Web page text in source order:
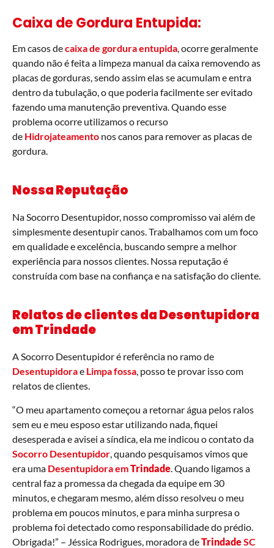
Caixa de Gordura Entupida:
Em casos decaixa de gordura entupida, ocorre geralmente
quando não é feita a limpeza manual da caixa removendo as
placas de gorduras, sendo assim elas se acumulam e entra
dentro da tubulação, o que poderia facilmente ser evitado
fazendo uma manutenção preventiva. Quando esse
problema ocorre utilizamos o recurso
de Hidrojateamento nos canos para remover as placas de
gordura.
Nossa Reputação
Na Socorro Desentupidor, nosso compromisso vai além de
simplesmente desentupir canos. Trabalhamos com um foco
em qualidade e excelência, buscando sempre a melhor
experiência para nossos clientes. Nossa reputação é
construída com base na confiança e na satisfação do cliente.
Relatos de clientes da Desentupidora
emTrindade
A Socorro Desentupidor é referência no ramo de
Desentupidorae Limpa fossa, posso te provar isso com
relatos de clientes.
“O meu apartamento começou a retornar água pelos ralos
sem eu e meu esposo estar utilizando nada, fiquei
desesperada e avisei a síndica, ela me indicou o contato da
Socorro Desentupidor , quando pesquisamos vimos que
era uma Desentupidora emTrindade . Quando ligamos a
central faz a promessa da chegada da equipe em 30
minutos, e chegaram mesmo, além disso resolveu o meu
problema em poucos minutos, e para minha surpresa o
problema foi detectado como responsabilidade do prédio.
Obrigada!” – Jéssica Rodrigues, moradora deTrindadeSC